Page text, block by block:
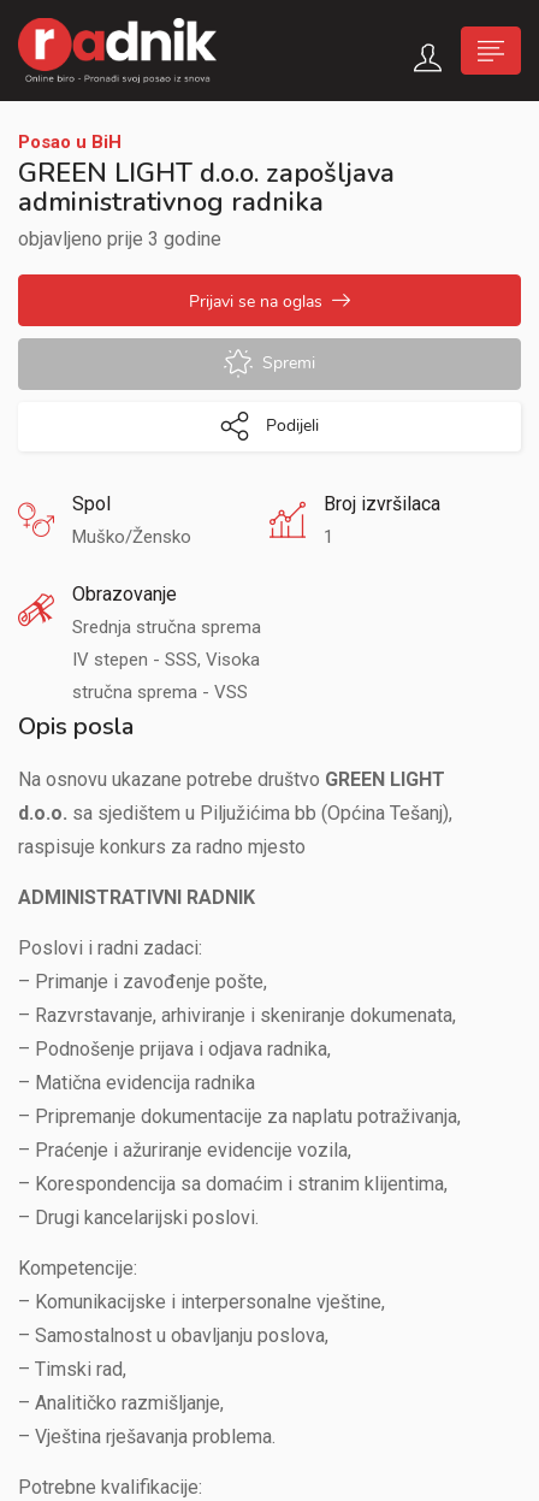
Posao u BiH
GREEN LIGHT d.o.o. zapošljava
administrativnog radnika
objavljeno prije 3 godine
Prijavi se na oglas
Spremi
Podijeli
Spol
Muško/Žensko
Broj izvršilaca
1
Obrazovanje
Srednja stručna sprema
IV stepen - SSS, Visoka
stručna sprema - VSS
Opis posla
Na osnovu ukazane potrebe društvo GREEN LIGHT
d.o.o. sa sjedištem u Piljužićima bb (Općina Tešanj),
raspisuje konkurs za radno mjesto
ADMINISTRATIVNI RADNIK
Poslovi i radni zadaci:
– Primanje i zavođenje pošte,
– Razvrstavanje, arhiviranje i skeniranje dokumenata,
– Podnošenje prijava i odjava radnika,
– Matična evidencija radnika
– Pripremanje dokumentacije za naplatu potraživanja,
– Praćenje i ažuriranje evidencije vozila,
– Korespondencija sa domaćim i stranim klijentima,
– Drugi kancelarijski poslovi.
Kompetencije:
– Komunikacijske i interpersonalne vještine,
– Samostalnost u obavljanju poslova,
– Timski rad,
– Analitičko razmišljanje,
– Vještina rješavanja problema.
Potrebne kvalifikacije: